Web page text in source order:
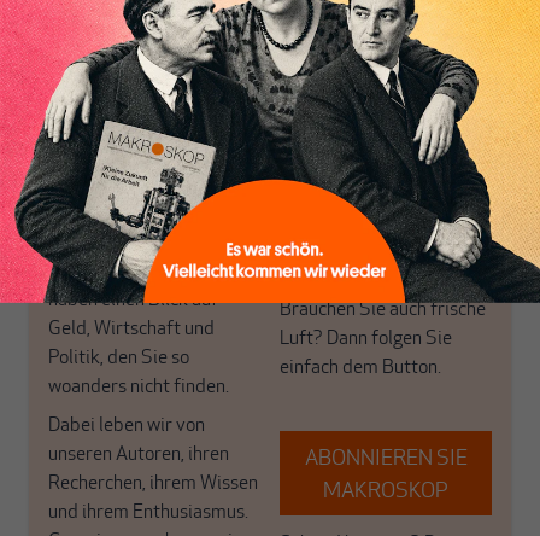
Inhaltsverzeichnis Nur für Abonnenten
MAKROSKOP analysiert
wirtschaftspolitische
Themen aus einer
postkeynesianischen
Perspektive und ist damit
in Deutschland einzigartig.
MAKROSKOP steht für
das große Ganze. Wir
haben einen Blick auf
Geld, Wirtschaft und
Politik, den Sie so
woanders nicht finden.
Dabei leben wir von
unseren Autoren, ihren
Recherchen, ihrem Wissen
und ihrem Enthusiasmus.
Wir verlassen die
journalistische Filterblase,
in der sich viele
eingerichtet haben. Wir
öffnen Fenster und
bringen frische Luft in die
engen und verstaubten
Debattenräume.
Brauchen Sie auch frische
Luft? Dann folgen Sie
einfach dem Button.
ABONNIEREN SIE
MAKROSKOP